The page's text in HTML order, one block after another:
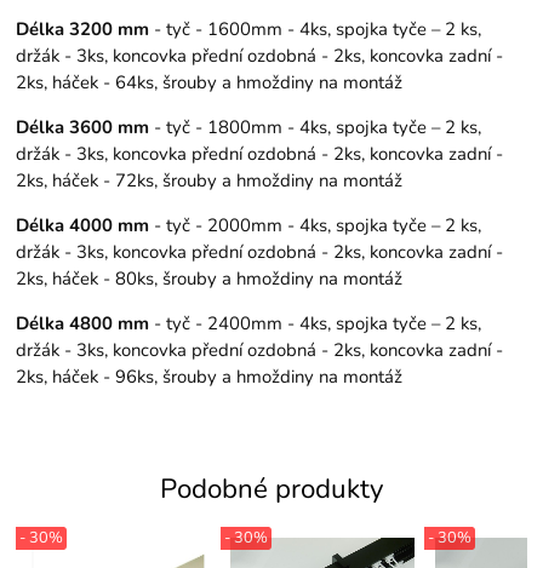
Délka 3200 mm - tyč - 1600mm - 4ks, spojka tyče – 2 ks,
držák - 3ks, koncovka přední ozdobná - 2ks, koncovka zadní -
2ks, háček - 64ks, šrouby a hmoždiny na montáž
Délka 3600 mm - tyč - 1800mm - 4ks, spojka tyče – 2 ks,
držák - 3ks, koncovka přední ozdobná - 2ks, koncovka zadní -
2ks, háček - 72ks, šrouby a hmoždiny na montáž
Délka 4000 mm - tyč - 2000mm - 4ks, spojka tyče – 2 ks,
držák - 3ks, koncovka přední ozdobná - 2ks, koncovka zadní -
2ks, háček - 80ks, šrouby a hmoždiny na montáž
Délka 4800 mm - tyč - 2400mm - 4ks, spojka tyče – 2 ks,
držák - 3ks, koncovka přední ozdobná - 2ks, koncovka zadní -
2ks, háček - 96ks, šrouby a hmoždiny na montáž
Podobné produkty
- 30% - 30% - 30%